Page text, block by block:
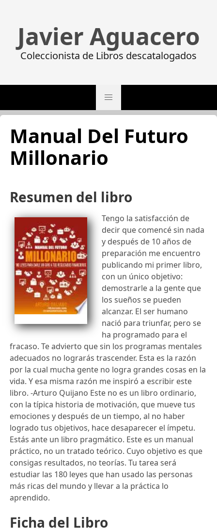
Javier Aguacero
Coleccionista de Libros descatalogados
Manual Del Futuro
Millonario
Resumen del libro
Tengo la satisfacción de
decir que comencé sin nada
y después de 10 años de
preparación me encuentro
publicando mi primer libro,
con un único objetivo:
demostrarle a la gente que
los sueños se pueden
alcanzar. El ser humano
nació para triunfar, pero se
ha programado para el
fracaso. Te advierto que sin los programas mentales
adecuados no lograrás trascender. Esta es la razón
por la cual mucha gente no logra grandes cosas en la
vida. Y esa misma razón me inspiró a escribir este
libro. -Arturo Quijano Este no es un libro ordinario,
con la típica historia de motivación, que mueve tus
emociones y después de un tiempo, al no haber
logrado tus objetivos, hace desaparecer el ímpetu.
Estás ante un libro pragmático. Este es un manual
práctico, no un tratado teórico. Cuyo objetivo es que
consigas resultados, no teorías. Tu tarea será
estudiar las 180 leyes que han usado las personas
más ricas del mundo y llevar a la práctica lo
aprendido.
Ficha del Libro